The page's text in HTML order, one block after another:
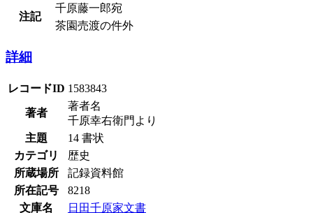
注記
千原藤一郎宛
茶園売渡の件外
詳細
レコードID 1583843
著者
著者名
千原幸右衛門より
主題
14 書状
カテゴリ
歴史
所蔵場所
記録資料館
所在記号
8218
文庫名
日田千原家文書